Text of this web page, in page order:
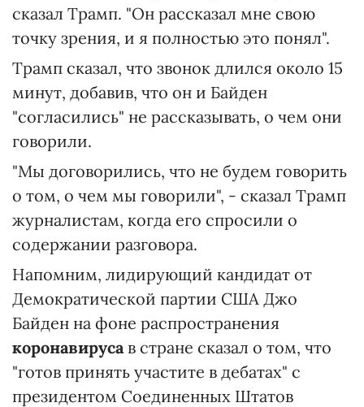
сказал Трамп. "Он рассказал мне свою
точку зрения, и я полностью это понял".
Трамп сказал, что звонок длился около 15
минут, добавив, что он и Байден
"согласились" не рассказывать, о чем они
говорили.
"Мы договорились, что не будем говорить
о том, о чем мы говорили", - сказал Трамп
журналистам, когда его спросили о
содержании разговора.
Напомним, лидирующий кандидат от
Демократической партии США Джо
Байден на фоне распространения
коронавирусав стране сказал о том, что
"готов принять участите в дебатах" с
президентом Соединенных Штатов